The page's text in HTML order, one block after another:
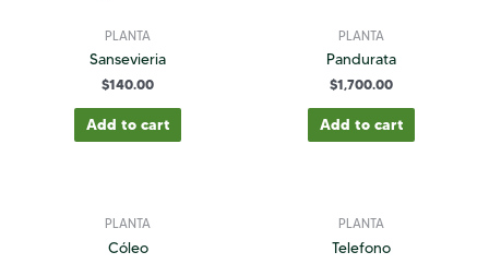
PLANTA
Sansevieria
$140.00
Add to cart
PLANTA
Pandurata
$1,700.00
Add to cart
PLANTA
Cóleo
PLANTA
Telefono